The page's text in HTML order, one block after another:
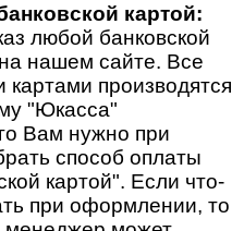
картой:
любой банковской
нашем сайте. Все
картами производятся
"Юкасса"
Вам нужно при
способ оплаты
картой". Если что-
при оформлении, то